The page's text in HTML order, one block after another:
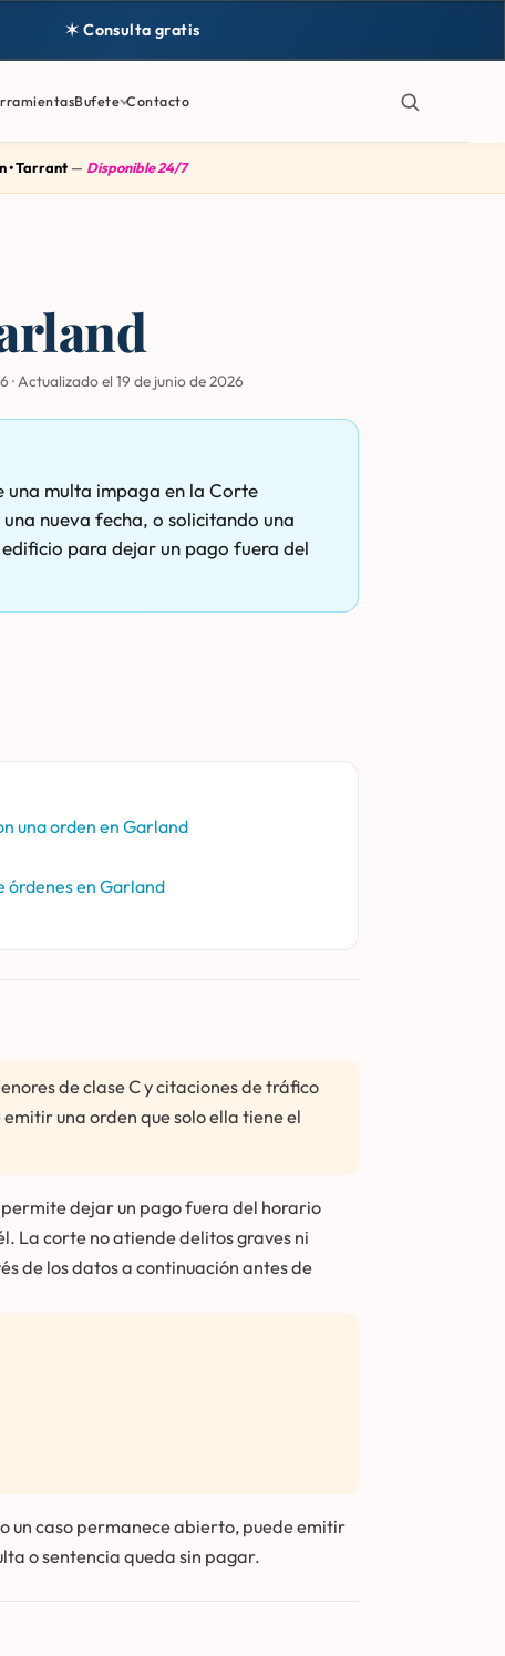
✶ Consulta gratis
Bufete Contacto
• Tarrant— Disponible 24/7
·Actualizado el 19 de junio de 2026
una multa impaga en la Corte
nueva fecha, o solicitando una
para dejar un pago fuera del
una orden en Garland
órdenes en Garland
de clase C y citaciones de tráfico
una orden que solo ella tiene el
dejar un pago fuera del horario
La corte no atiende delitos graves ni
de los datos a continuación antes de
un caso permanece abierto, puede emitir
o sentencia queda sin pagar.